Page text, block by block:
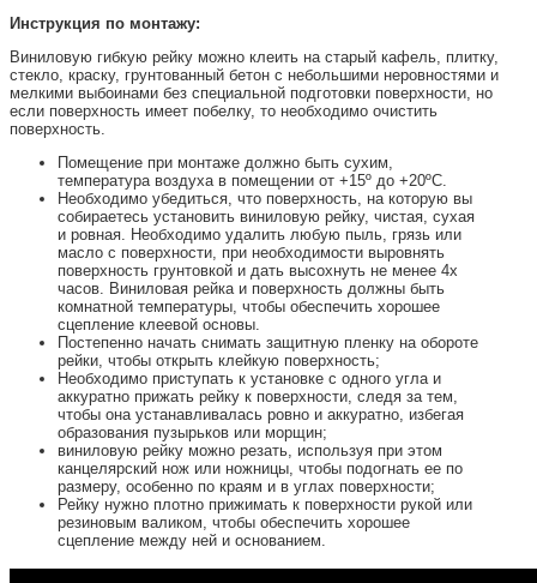
Инструкция по монтажу:
Виниловую гибкую рейку можно клеить на старый кафель, плитку,
стекло, краску, грунтованный бетон с небольшими неровностями и
мелкими выбоинами без специальной подготовки поверхности, но
если поверхность имеет побелку, то необходимо очистить
поверхность.
Помещение при монтаже должно быть сухим,
температура воздуха в помещении от +15º до +20ºС.
Необходимо убедиться, что поверхность, на которую вы
собираетесь установить виниловую рейку, чистая, сухая
и ровная. Необходимо удалить любую пыль, грязь или
масло с поверхности, при необходимости выровнять
поверхность грунтовкой и дать высохнуть не менее 4х
часов. Виниловая рейка и поверхность должны быть
комнатной температуры, чтобы обеспечить хорошее
сцепление клеевой основы.
Постепенно начать снимать защитную пленку на обороте
рейки, чтобы открыть клейкую поверхность;
Необходимо приступать к установке с одного угла и
аккуратно прижать рейку к поверхности, следя за тем,
чтобы она устанавливалась ровно и аккуратно, избегая
образования пузырьков или морщин;
виниловую рейку можно резать, используя при этом
канцелярский нож или ножницы, чтобы подогнать ее по
размеру, особенно по краям и в углах поверхности;
Рейку нужно плотно прижимать к поверхности рукой или
резиновым валиком, чтобы обеспечить хорошее
сцепление между ней и основанием.